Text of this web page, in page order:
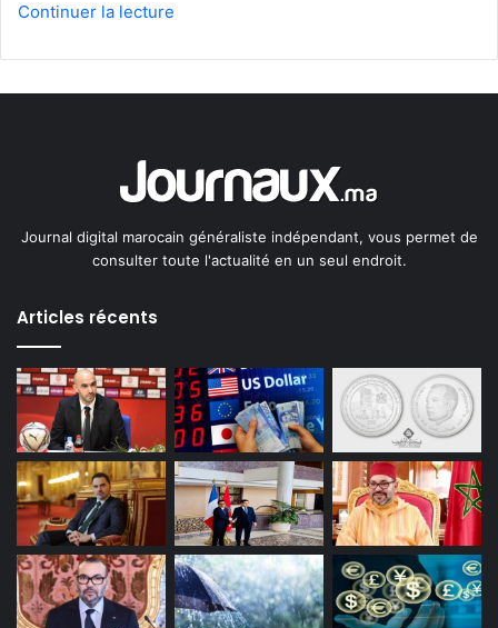
Continuer la lecture
Journal digital marocain généraliste indépendant, vous permet de
consulter toute l'actualité en un seul endroit.
Articles récents